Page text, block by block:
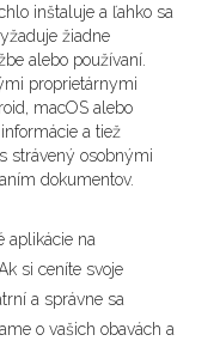
inštaluje a ľahko sa
žiadne
alebo používaní.
proprietárnymi
macOS alebo
a tiež
strávený osobnými
dokumentov.
aplikácie na
si ceníte svoje
a správne sa
o vašich obavách a